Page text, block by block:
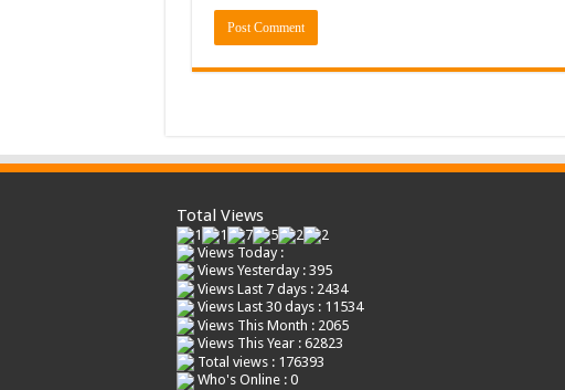
Total Views
Views Today :
Views Yesterday : 395
Views Last 7 days : 2434
Views Last 30 days : 11534
Views This Month : 2065
Views This Year : 62823
Total views : 176393
Who's Online : 0